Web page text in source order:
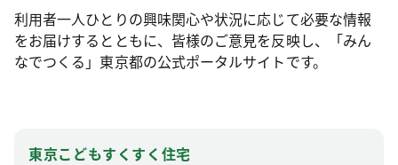
利用者一人ひとりの興味関心や状況に応じて必要な情報
をお届けするとともに、皆様のご意見を反映し、「みん
なでつくる」東京都の公式ポータルサイトです。
東京こどもすくすく住宅